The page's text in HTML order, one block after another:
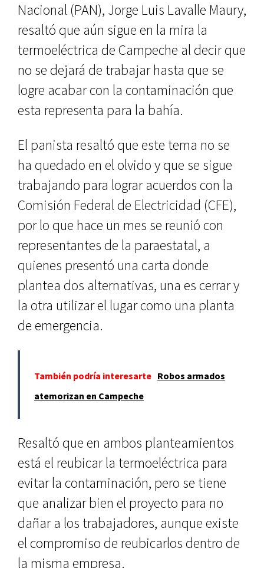
Nacional (PAN), Jorge Luis Lavalle Maury,
resaltó que aún sigue en la mira la
termoeléctrica de Campeche al decir que
no se dejará de trabajar hasta que se
logre acabar con la contaminación que
esta representa para la bahía.
El panista resaltó que este tema no se
ha quedado en el olvido y que se sigue
trabajando para lograr acuerdos con la
Comisión Federal de Electricidad (CFE),
por lo que hace un mes se reunió con
representantes de la paraestatal, a
quienes presentó una carta donde
plantea dos alternativas, una es cerrar y
la otra utilizar el lugar como una planta
de emergencia.
También podría interesarte Robos armados
atemorizan en Campeche
Resaltó que en ambos planteamientos
está el reubicar la termoeléctrica para
evitar la contaminación, pero se tiene
que analizar bien el proyecto para no
dañar a los trabajadores, aunque existe
el compromiso de reubicarlos dentro de
la misma empresa.